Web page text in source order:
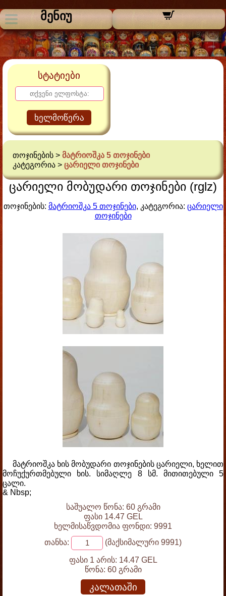
მენიუ
სტატიები
ხელმოწერა
თოჯინების > მატრიოშკა 5 თოჯინები
კატეგორია > ცარიელი თოჯინები
ცარიელი მობუდარი თოჯინები (rglz)
თოჯინების: მატრიოშკა 5 თოჯინები, კატეგორია: ცარიელი
თოჯინები
მატრიოშკა ხის მობუდარი თოჯინების ცარიელი, ხელით
მოჩუქურთმებული ხის. სიმაღლე 8 სმ. მითითებული 5
ცალი.
& Nbsp;
საშუალო წონა: 60 გრამი
ფასი 14.47 GEL
ხელმისაწვდომია ფონდი: 9991
თანხა:
(მაქსიმალური 9991)
ფასი 1 არის: 14.47 GEL
წონა: 60 გრამი
კალათაში